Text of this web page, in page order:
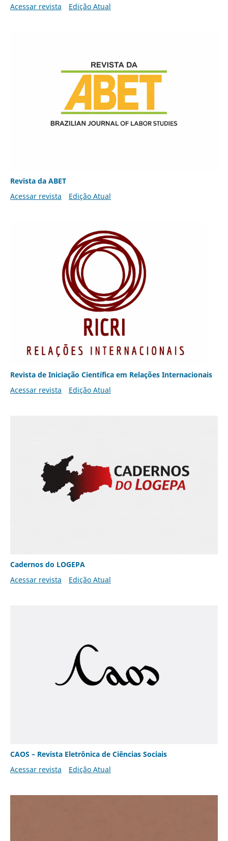
Acessar revista Edição Atual
Revista da ABET
Acessar revista
Edição Atual
Revista de Iniciação Científica em Relações Internacionais
Acessar revista
Edição Atual
Cadernos do LOGEPA
Acessar revista
Edição Atual
CAOS – Revista Eletrônica de Ciências Sociais
Acessar revista
Edição Atual